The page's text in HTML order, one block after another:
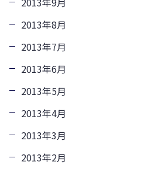
2013年8月
2013年7月
2013年6月
2013年5月
2013年4月
2013年3月
2013年2月